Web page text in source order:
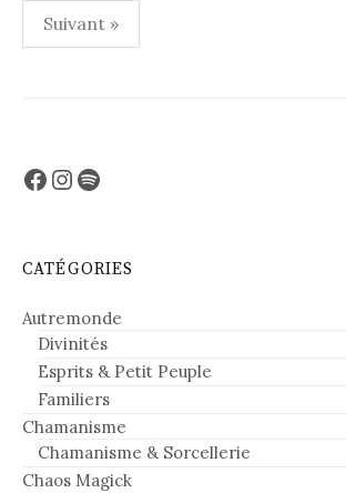
Pagination
des
Suivant »
Facebook
Instagram
Spotify
CATÉGORIES
Autremonde
Divinités
Esprits & Petit Peuple
Familiers
Chamanisme
Chamanisme & Sorcellerie
Chaos Magick